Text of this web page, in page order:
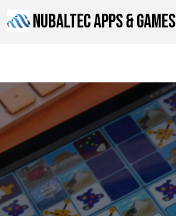
NUBALTEC APPS & GAMES
NUBALTEC APPS & GAMES